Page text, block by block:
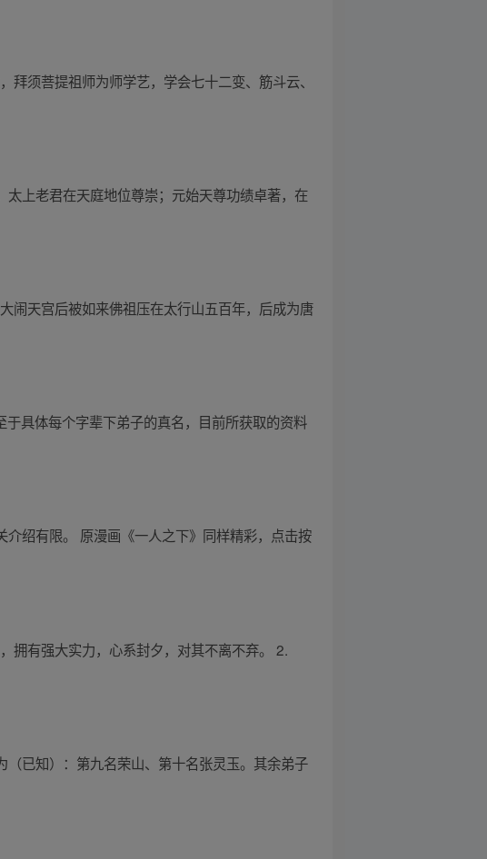
须菩提祖师为师学艺，学会七十二变、筋斗云、
上老君在天庭地位尊崇；元始天尊功绩卓著，在
闹天宫后被如来佛祖压在太行山五百年，后成为唐
具体每个字辈下弟子的真名，目前所获取的资料
绍有限。 原漫画《一人之下》同样精彩，点击按
拥有强大实力，心系封夕，对其不离不弃。 2.
已知）：第九名荣山、第十名张灵玉。其余弟子